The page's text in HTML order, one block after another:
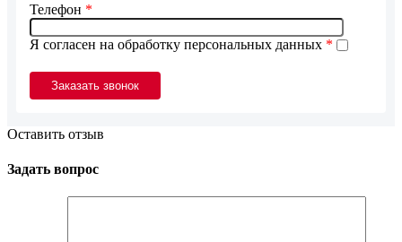
Я согласен на обработку персональных данных *
Телефон *
Оставить отзыв
Задать вопрос